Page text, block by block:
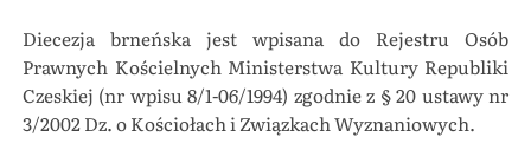
Diecezja brneńska jest wpisana do Rejestru Osób
Prawnych Kościelnych Ministerstwa Kultury Republiki
Czeskiej (nr wpisu 8/1-06/1994) zgodnie z § 20 ustawy nr
3/2002 Dz. o Kościołach i Związkach Wyznaniowych.